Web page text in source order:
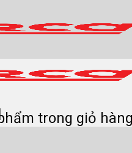
trong giỏ